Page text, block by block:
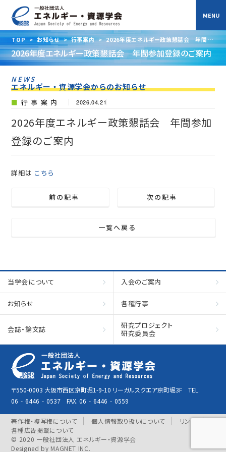
TOP > お知らせ > 行事案内 > 2026年度エネルギー政策懇話会 年間参
加登録のご案内
2026年度エネルギー政策懇話会 年間参加登録のご案内
NEWS
エネルギー・資源学会からのお知らせ
行事案内 2026.04.21
2026年度エネルギー政策懇話会 年間参加
登録のご案内
詳細は こちら
前の記事
一覧へ戻る
次の記事
当学会について 入会のご案内
お知らせ 各種行事
会誌・論文誌
研究プロジェクト
研究委員会
〒550-0003 大阪市西区京町堀1-9-10 リーガルスクエア京町堀3F TEL.
06 - 6446 - 0537 FAX. 06 - 6446 - 0559
著作権・複写権について 個人情報取り扱いについて
リンク
各種広告掲載について
© 2020 一般社団法人 エネルギー・資源学会
Designed by MAGNET INC.